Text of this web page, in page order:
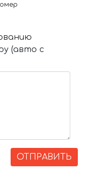
(авто с
ОТПРАВИТЬ